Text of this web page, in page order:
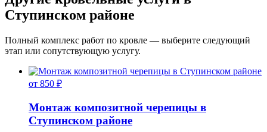
Ступинском районе
Полный комплекс работ по кровле — выберите следующий
этап или сопутствующую услугу.
от 850 ₽
Монтаж композитной черепицы в
Ступинском районе